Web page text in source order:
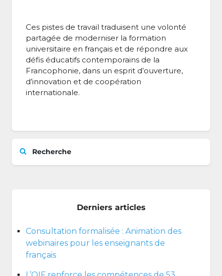
Ces pistes de travail traduisent une volonté
partagée de moderniser la formation
universitaire en français et de répondre aux
défis éducatifs contemporains de la
Francophonie, dans un esprit d’ouverture,
d’innovation et de coopération
internationale.
Recherche
Derniers articles
Consultation formalisée : Animation des
webinaires pour les enseignants de
français